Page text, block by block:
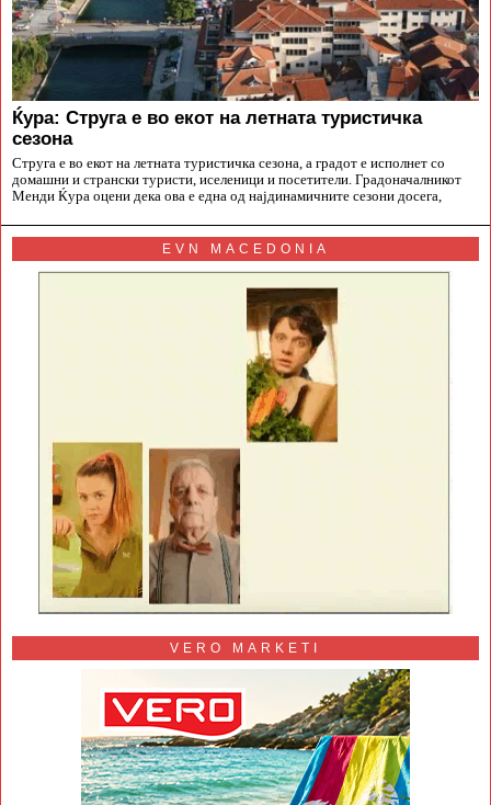
Ќура: Струга е во екот на летната туристичка
сезона
Струга е во екот на летната туристичка сезона, а градот е исполнет со
домашни и странски туристи, иселеници и посетители. Градоначалникот
Менди Ќура оцени дека ова е една од најдинамичните сезони досега,
EVN MACEDONIA
VERO MARKETI